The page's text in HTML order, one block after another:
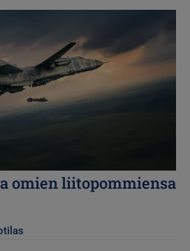
omien liitopommiensa